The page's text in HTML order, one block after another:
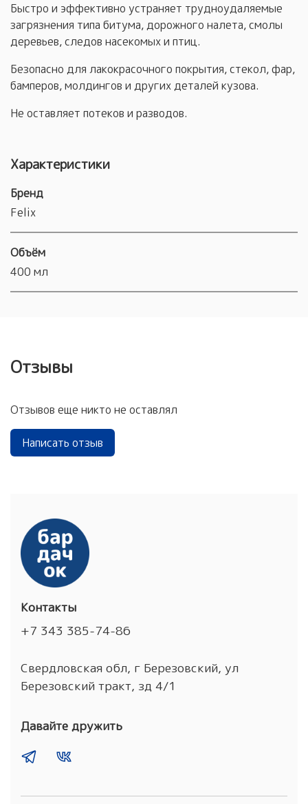
Быстро и эффективно устраняет трудноудаляемые
загрязнения типа битума, дорожного налета, смолы
деревьев, следов насекомых и птиц.
Безопасно для лакокрасочного покрытия, стекол, фар,
бамперов, молдингов и других деталей кузова.
Не оставляет потеков и разводов.
Характеристики
Бренд
Felix
Объём
400 мл
Отзывы
Отзывов еще никто не оставлял
Написать отзыв
Контакты
+7 343 385-74-86
Свердловская обл, г Березовский, ул
Березовский тракт, зд 4/1
Давайте дружить